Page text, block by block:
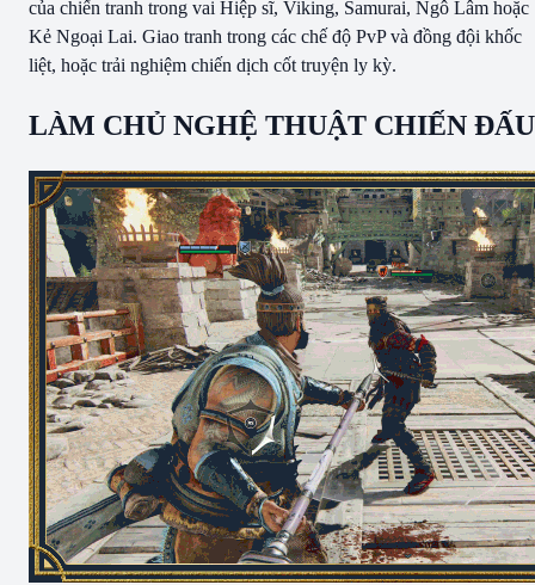
của chiến tranh trong vai Hiệp sĩ, Viking, Samurai, Ngô Lâm hoặc
Kẻ Ngoại Lai. Giao tranh trong các chế độ PvP và đồng đội khốc
liệt, hoặc trải nghiệm chiến dịch cốt truyện ly kỳ.
LÀM CHỦ NGHỆ THUẬT CHIẾN ĐẤU